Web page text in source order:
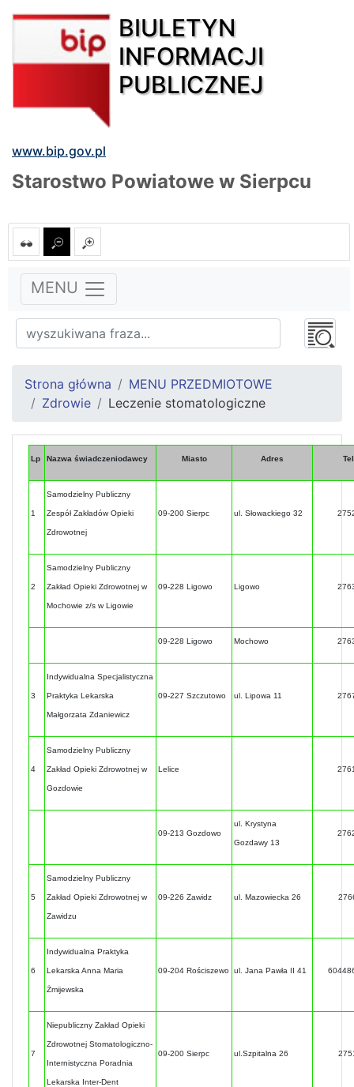
BIULETYN
INFORMACJI
PUBLICZNEJ
www.bip.gov.pl
Starostwo Powiatowe w Sierpcu
MENU
Strona główna
MENU PRZEDMIOTOWE
Zdrowie
Leczenie stomatologiczne
Lp Nazwa świadczeniodawcy Miasto Adres
1
Samodzielny Publiczny
Zespół Zakładów Opieki
Zdrowotnej
09-200 Sierpc ul. Słowackiego 32
2
Samodzielny Publiczny
Zakład Opieki Zdrowotnej w
Mochowie z/s w Ligowie
09-228 Ligowo Ligowo
09-228 Ligowo Mochowo
3
Indywidualna Specjalistyczna
Praktyka Lekarska
Małgorzata Zdaniewicz
09-227 Szczutowo ul. Lipowa 11
4
Samodzielny Publiczny
Zakład Opieki Zdrowotnej w
Gozdowie
Lelice
09-213 Gozdowo
ul. Krystyna
Gozdawy 13
5
Samodzielny Publiczny
Zakład Opieki Zdrowotnej w
Zawidzu
09-226 Zawidz ul. Mazowiecka 26
6
Indywidualna Praktyka
Lekarska Anna Maria
Żmijewska
09-204 Rościszewo ul. Jana Pawła II 41
7
Niepubliczny Zakład Opieki
Zdrowotnej Stomatologiczno-
Internistyczna Poradnia
Lekarska Inter-Dent
09-200 Sierpc ul.Szpitalna 26